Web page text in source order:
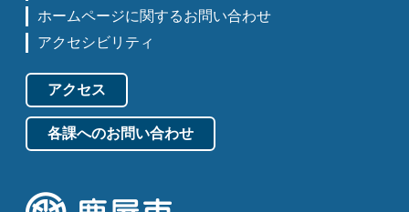
ホームページに関するお問い合わせ
アクセシビリティ
アクセス
各課へのお問い合わせ